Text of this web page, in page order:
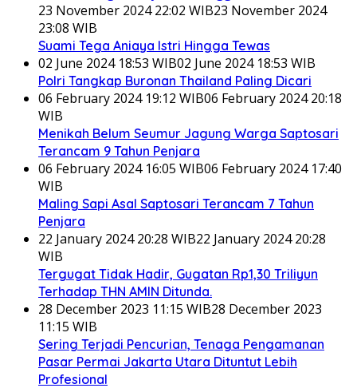
23 November 2024 22:02 WIB23 November 2024
23:08 WIB
Suami Tega Aniaya Istri Hingga Tewas
02 June 2024 18:53 WIB02 June 2024 18:53 WIB
Polri Tangkap Buronan Thailand Paling Dicari
06 February 2024 19:12 WIB06 February 2024 20:18
WIB
Menikah Belum Seumur Jagung Warga Saptosari
Terancam 9 Tahun Penjara
06 February 2024 16:05 WIB06 February 2024 17:40
WIB
Maling Sapi Asal Saptosari Terancam 7 Tahun
Penjara
22 January 2024 20:28 WIB22 January 2024 20:28
WIB
Tergugat Tidak Hadir, Gugatan Rp1,30 Triliyun
Terhadap THN AMIN Ditunda.
28 December 2023 11:15 WIB28 December 2023
11:15 WIB
Sering Terjadi Pencurian, Tenaga Pengamanan
Pasar Permai Jakarta Utara Dituntut Lebih
Profesional